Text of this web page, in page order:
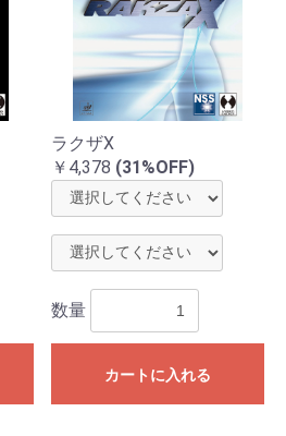
ラクザX
￥4,378 (31%OFF)
数量
カートに入れる